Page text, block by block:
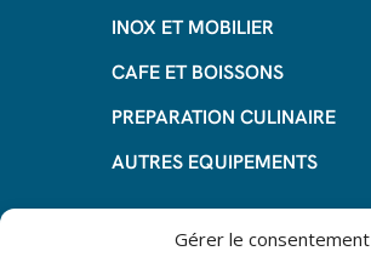
Gérer le consentement
INOX ET MOBILIER
CAFE ET BOISSONS
PREPARATION CULINAIRE
AUTRES EQUIPEMENTS
Informations